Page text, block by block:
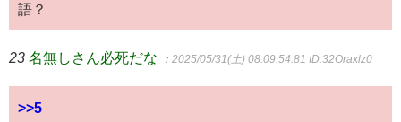
語？
23 名無しさん必死だな ：2025/05/31(土) 08:09:54.81 ID:32Oraxlz0
>>5